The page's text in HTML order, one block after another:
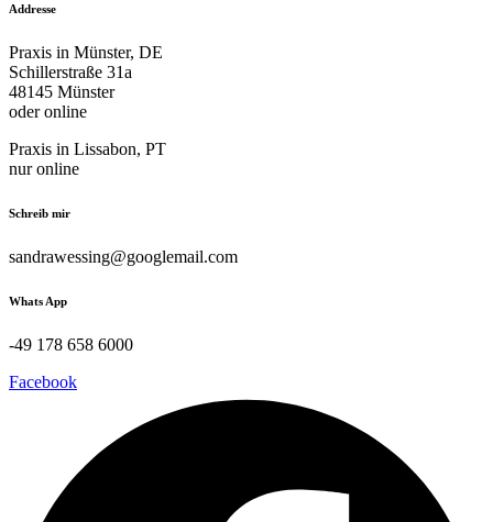
Addresse
Praxis in Münster, DE
Schillerstraße 31a
48145 Münster
oder online
Praxis in Lissabon, PT
nur online
Schreib mir
sandrawessing@googlemail.com
Whats App
-49 178 658 6000
Facebook